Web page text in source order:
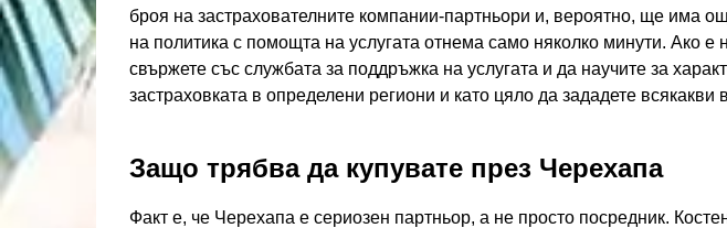
броя на застрахователните компании-партньори и, вероятно, ще има
на политика с помощта на услугата отнема само няколко минути. Ако е
свържете със службата за поддръжка на услугата и да научите за
застраховката в определени региони и като цяло да зададете всякакви
Защо трябва да купувате през Черехапа
Факт е, че Черехапа е сериозен партньор, а не просто посредник.